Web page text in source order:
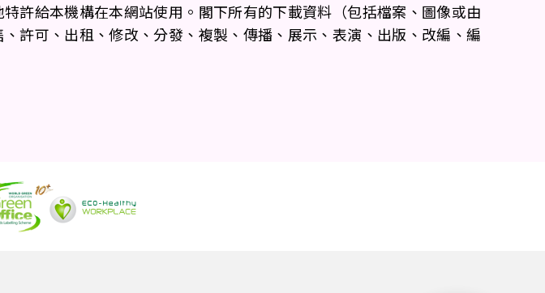
許給本機構在本網站使用。閣下所有的下載資料（包括檔案、圖像或由
許可、出租、修改、分發、複製、傳播、展示、表演、出版、改編、編